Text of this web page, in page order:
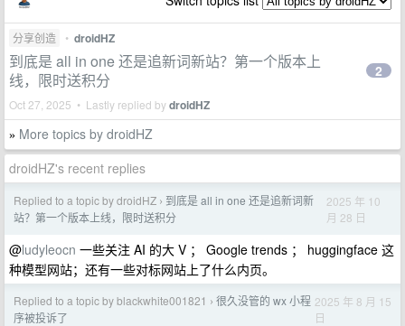
分享创造 • droidHZ
到底是 all in one 还是追新词新站？第一个版本上
线，限时送积分
Oct 27, 2025 • Lastly replied bydroidHZ
2
» More topics by droidHZ
droidHZ's recent replies
Replied to a topic by droidHZ › 到底是 all in one 还是追新词新
站？第一个版本上线，限时送积分
2025 年 10
月 28 日
@ludyleocn 一些关注 AI 的大 V ； Google trends ； huggingface 这
种模型网站；还有一些对标网站上了什么内页。
Replied to a topic by blackwhite001821 › 很久没管的 wx 小程
序被投诉了
2025 年 8 月 15
日